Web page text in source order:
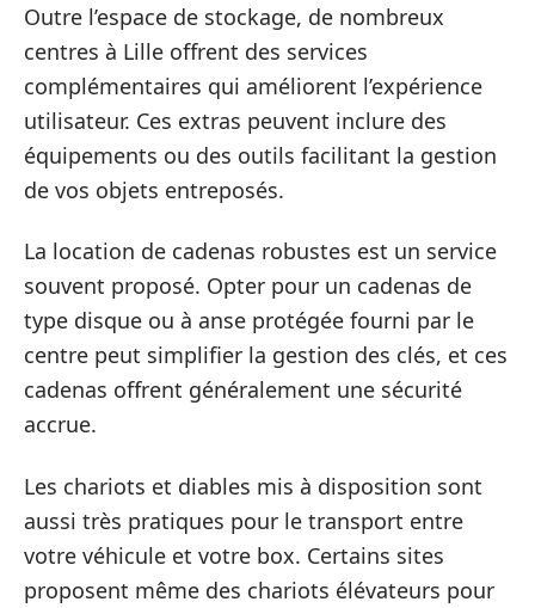
Outre l’espace de stockage, de nombreux
centres à Lille offrent des services
complémentaires qui améliorent l’expérience
utilisateur. Ces extras peuvent inclure des
équipements ou des outils facilitant la gestion
de vos objets entreposés.
La location de cadenas robustes est un service
souvent proposé. Opter pour un cadenas de
type disque ou à anse protégée fourni par le
centre peut simplifier la gestion des clés, et ces
cadenas offrent généralement une sécurité
accrue.
Les chariots et diables mis à disposition sont
aussi très pratiques pour le transport entre
votre véhicule et votre box. Certains sites
proposent même des chariots élévateurs pour